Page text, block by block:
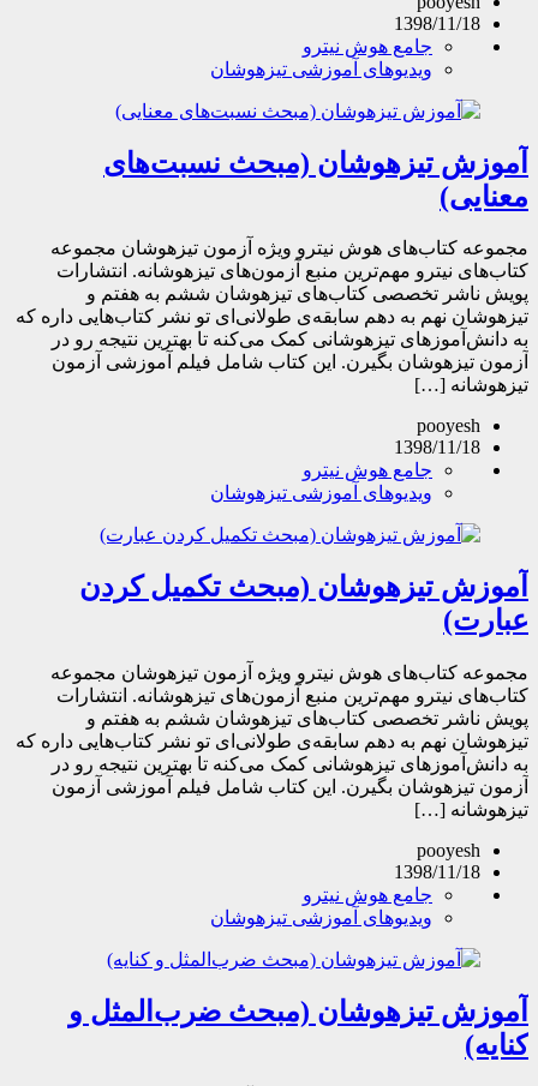
1398/11/18
جامع هوش نیترو
ویدیوهای آموزشی تیزهوشان
آموزش تیزهوشان (مبحث نسبت‌های
معنایی)
مجموعه کتاب‌های هوش نیترو ویژه آزمون تیزهوشان مجموعه
کتاب‌های نیترو مهم‌ترین منبع آزمون‌های تیزهوشانه. انتشارات
پویش ناشر تخصصی کتاب‌های تیزهوشان ششم به هفتم و
تیزهوشان نهم به دهم سابقه‌ی طولانی‌ای تو نشر کتاب‌هایی داره که
به دانش‌آموزهای تیزهوشانی کمک می‌کنه تا بهترین نتیجه رو در
آزمون تیزهوشان بگیرن. این کتاب شامل فیلم آموزشی آزمون
تیزهوشانه […]
pooyesh
1398/11/18
جامع هوش نیترو
ویدیوهای آموزشی تیزهوشان
آموزش تیزهوشان (مبحث تکمیل کردن
عبارت)
مجموعه کتاب‌های هوش نیترو ویژه آزمون تیزهوشان مجموعه
کتاب‌های نیترو مهم‌ترین منبع آزمون‌های تیزهوشانه. انتشارات
پویش ناشر تخصصی کتاب‌های تیزهوشان ششم به هفتم و
تیزهوشان نهم به دهم سابقه‌ی طولانی‌ای تو نشر کتاب‌هایی داره که
به دانش‌آموزهای تیزهوشانی کمک می‌کنه تا بهترین نتیجه رو در
آزمون تیزهوشان بگیرن. این کتاب شامل فیلم آموزشی آزمون
تیزهوشانه […]
pooyesh
1398/11/18
جامع هوش نیترو
ویدیوهای آموزشی تیزهوشان
آموزش تیزهوشان (مبحث ضرب‌المثل و
کنایه)